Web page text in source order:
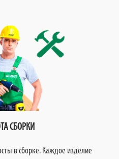
СБОРКИ
в сборке. Каждое изделие